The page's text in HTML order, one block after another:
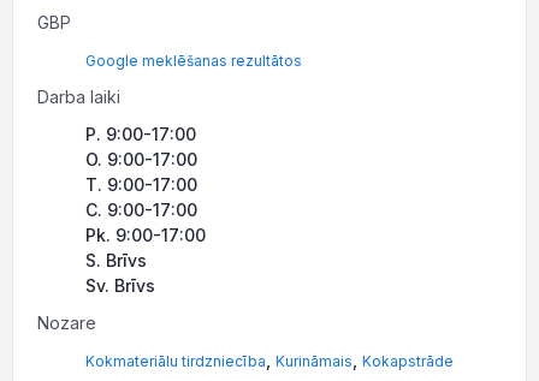
GBP
Google meklēšanas rezultātos
Darba laiki
P. 9:00-17:00
O. 9:00-17:00
T. 9:00-17:00
C. 9:00-17:00
Pk. 9:00-17:00
S. Brīvs
Sv. Brīvs
Nozare
Kokmateriālu tirdzniecība Kurināmais Kokapstrāde